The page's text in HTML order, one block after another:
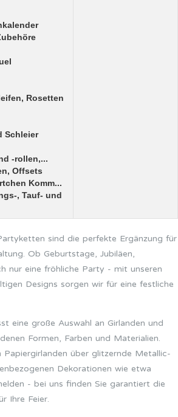
Rosetten
Schleier
-rollen,...
Offsets
Komm...
, Tauf- und
sind die perfekte Ergänzung für
Ob Geburtstage, Jubiläen,
nur eine fröhliche Party - mit unseren
Designs sorgen wir für eine festliche
eine große Auswahl an Girlanden und
Formen, Farben und Materialien.
Papiergirlanden über glitzernde Metallic-
Dekorationen wie etwa
- bei uns finden Sie garantiert die
Ihre Feier.